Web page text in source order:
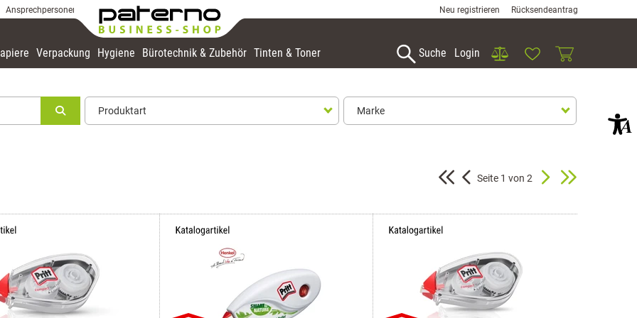
Ansprechpersonen Neu registrieren Rücksendeantrag
Suche Login VergleichWunschlisteWarenkorb
Verpackung Hygiene Bürotechnik & Zubehör Tinten & Toner
Produktart
Korrekturfluid
Korrekturroller
Korrekturstift
Auswahl übernehmen
Marke
Pritt
Auswahl übernehmen
Seite 1 von 2